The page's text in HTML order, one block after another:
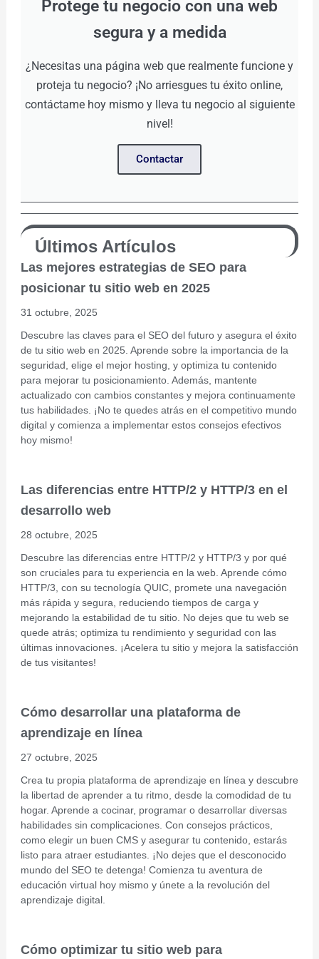
Protege tu negocio con una web
segura y a medida
¿Necesitas una página web que realmente funcione y
proteja tu negocio? ¡No arriesgues tu éxito online,
contáctame hoy mismo y lleva tu negocio al siguiente
nivel!
Contactar
Últimos Artículos
Las mejores estrategias de SEO para
posicionar tu sitio web en 2025
31 octubre, 2025
Descubre las claves para el SEO del futuro y asegura el éxito
de tu sitio web en 2025. Aprende sobre la importancia de la
seguridad, elige el mejor hosting, y optimiza tu contenido
para mejorar tu posicionamiento. Además, mantente
actualizado con cambios constantes y mejora continuamente
tus habilidades. ¡No te quedes atrás en el competitivo mundo
digital y comienza a implementar estos consejos efectivos
hoy mismo!
Las diferencias entre HTTP/2 y HTTP/3 en el
desarrollo web
28 octubre, 2025
Descubre las diferencias entre HTTP/2 y HTTP/3 y por qué
son cruciales para tu experiencia en la web. Aprende cómo
HTTP/3, con su tecnología QUIC, promete una navegación
más rápida y segura, reduciendo tiempos de carga y
mejorando la estabilidad de tu sitio. No dejes que tu web se
quede atrás; optimiza tu rendimiento y seguridad con las
últimas innovaciones. ¡Acelera tu sitio y mejora la satisfacción
de tus visitantes!
Cómo desarrollar una plataforma de
aprendizaje en línea
27 octubre, 2025
Crea tu propia plataforma de aprendizaje en línea y descubre
la libertad de aprender a tu ritmo, desde la comodidad de tu
hogar. Aprende a cocinar, programar o desarrollar diversas
habilidades sin complicaciones. Con consejos prácticos,
como elegir un buen CMS y asegurar tu contenido, estarás
listo para atraer estudiantes. ¡No dejes que el desconocido
mundo del SEO te detenga! Comienza tu aventura de
educación virtual hoy mismo y únete a la revolución del
aprendizaje digital.
Cómo optimizar tu sitio web para